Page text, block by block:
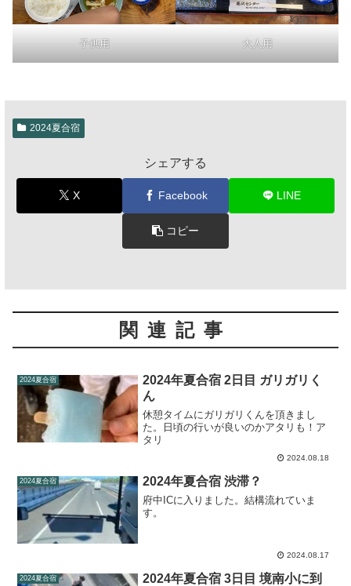
子供用 大人用
2024夏合宿
シェアする
X Facebook LINE
コピー
関連記事
2024夏合宿
2024年夏合宿 2日目 ガリガリく
ん
休憩タイムにガリガリくんを頂きまし
た。日頃の行いが良いのかアタリも！ア
タリ
2024.08.18
2024夏合宿 2024年夏合宿 渋滞？
府中ICに入りました。結構流れていま
す。
2024.08.17
2024夏合宿
2024年夏合宿 3日目 境南小に到